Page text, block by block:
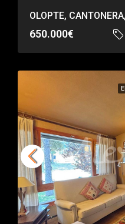
OLOPTE,
650.000€